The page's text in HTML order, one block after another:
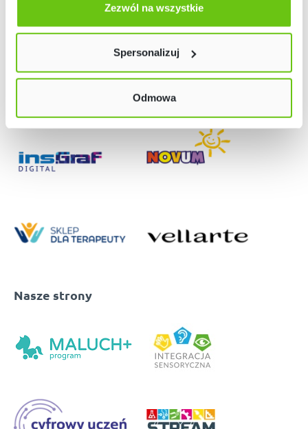
użyjemy tylko plików niezbędnych dla naszej strony.
Twój wybór możesz zmienić przez kliknięcie przycisku w
Polityce prywatności
Zezwól na wszystkie
Spersonalizuj
Odmowa
Nasze strony